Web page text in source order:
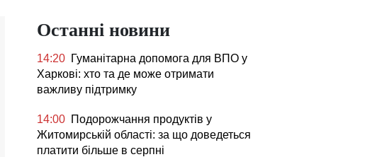
Останні новини
14:20 Гуманітарна допомога для ВПО у
Харкові: хто та де може отримати
важливу підтримку
14:00 Подорожчання продуктів у
Житомирській області: за що доведеться
платити більше в серпні